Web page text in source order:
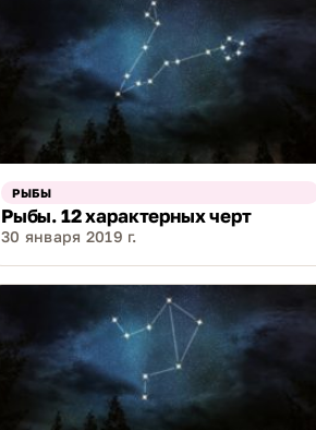
РЫБЫ
Рыбы. 12 характерных черт
30 января 2019 г.